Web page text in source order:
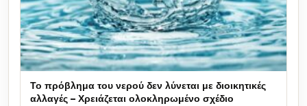
Το πρόβλημα του νερού δεν λύνεται με διοικητικές
αλλαγές – Χρειάζεται ολοκληρωμένο σχέδιο